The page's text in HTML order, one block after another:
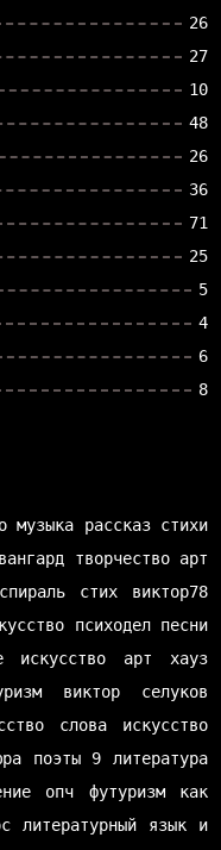
26
27
10
48
26
36
71
25
5
4
6
8
музыка рассказ стихи
творчество арт
спираль стих
виктор78
психодел песни
искусство
арт хауз
виктор селуков
слова
искусство
поэты
9 литература
опч
футуризм как
литературный язык и